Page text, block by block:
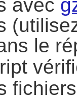
avec
le